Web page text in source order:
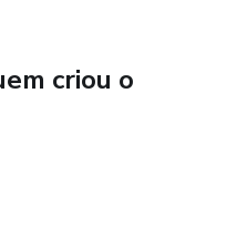
em neurociência,
rotinas naturais da clínica
criou o